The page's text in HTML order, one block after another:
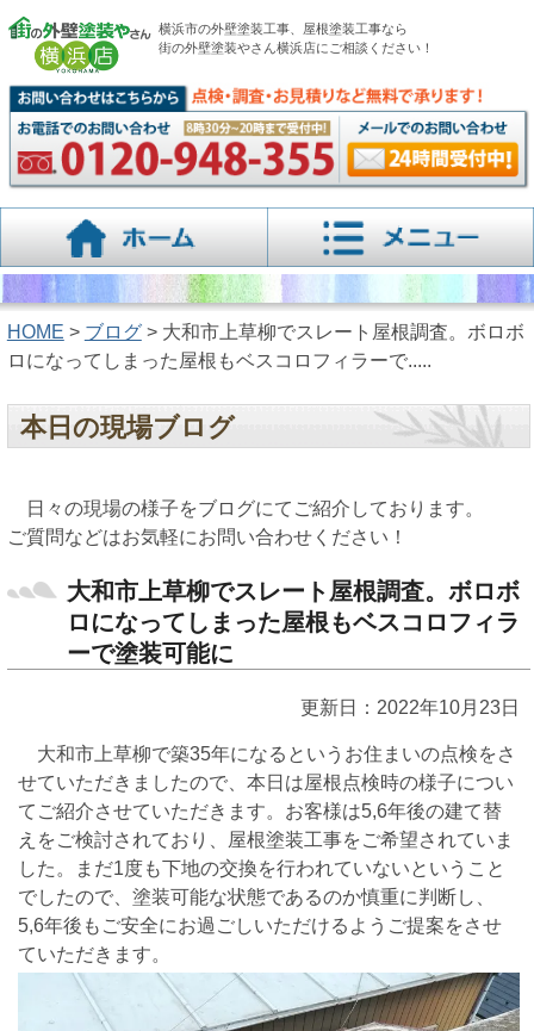
横浜市の外壁塗装工事、屋根塗装工事なら
街の外壁塗装やさん横浜店にご相談ください！
HOME > ブログ> 大和市上草柳でスレート屋根調査。ボロボ
ロになってしまった屋根もベスコロフィラーで.....
本日の現場ブログ
日々の現場の様子をブログにてご紹介しております。
ご質問などはお気軽にお問い合わせください！
大和市上草柳でスレート屋根調査。ボロボ
ロになってしまった屋根もベスコロフィラ
ーで塗装可能に
更新日：2022年10月23日
大和市上草柳で築35年になるというお住まいの点検をさ
せていただきましたので、本日は屋根点検時の様子につい
てご紹介させていただきます。お客様は5,6年後の建て替
えをご検討されており、屋根塗装工事をご希望されていま
した。まだ1度も下地の交換を行われていないということ
でしたので、塗装可能な状態であるのか慎重に判断し、
5,6年後もご安全にお過ごしいただけるようご提案をさせ
ていただきます。